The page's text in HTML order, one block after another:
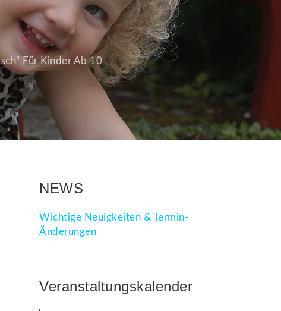
Für Kinder Ab 10
NEWS
Wichtige Neuigkeiten & Termin-
Änderungen
Veranstaltungskalender